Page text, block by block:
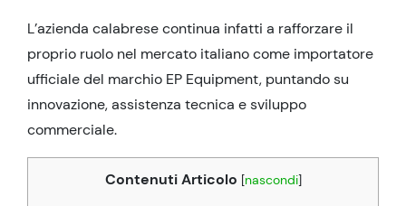
L’azienda calabrese continua infatti a rafforzare il
proprio ruolo nel mercato italiano come importatore
ufficiale del marchio EP Equipment, puntando su
innovazione, assistenza tecnica e sviluppo
commerciale.
Contenuti Articolo [nascondi]